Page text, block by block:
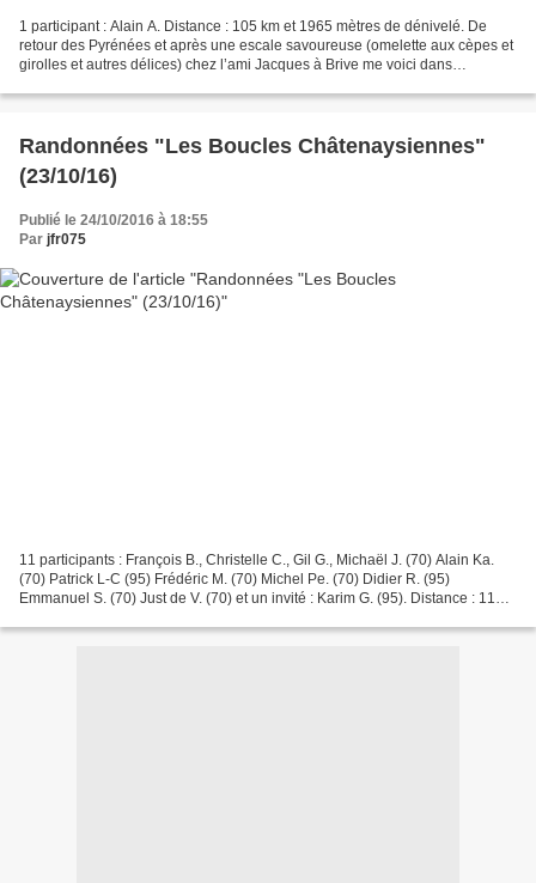
1 participant : Alain A. Distance : 105 km et 1965 mètres de dénivelé. De
retour des Pyrénées et après une escale savoureuse (omelette aux cèpes et
girolles et autres délices) chez l’ami Jacques à Brive me voici dans
Randonnées "Les Boucles Châtenaysiennes"
(23/10/16)
Publié le 24/10/2016 à 18:55
Par jfr075
11 participants : François B., Christelle C., Gil G., Michaël J. (70) Alain Ka.
(70) Patrick L-C (95) Frédéric M. (70) Michel Pe. (70) Didier R. (95)
Emmanuel S. (70) Just de V. (70) et un invité : Karim G. (95). Distance : 110